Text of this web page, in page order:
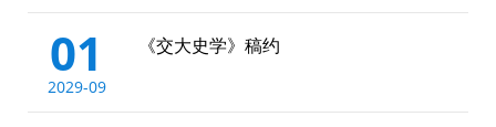
01
2029-09
《交大史学》稿约